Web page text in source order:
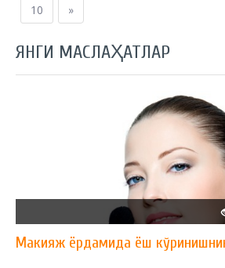
10
»
ЯНГИ МАСЛАҲАТЛАР
Макияж ёрдамида ёш